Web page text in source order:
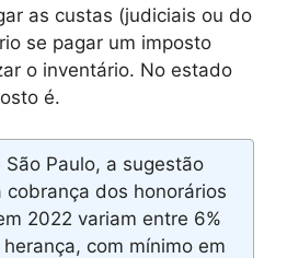
as custas (judiciais ou do
se pagar um imposto
o inventário. No estado
é.
Paulo, a sugestão
cobrança dos honorários
2022 variam entre 6%
com mínimo em